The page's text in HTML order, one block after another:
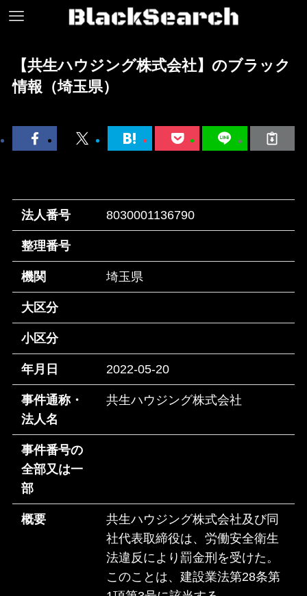
【共生ハウジング株式会社】のブラック
情報（埼玉県）
法人番号 8030001136790
整理番号
機関 埼玉県
大区分
小区分
年月日 2022-05-20
事件通称・
法人名
共生ハウジング株式会社
事件番号の
全部又は一
部
概要
共生ハウジング株式会社及び同
社代表取締役は、労働安全衛生
法違反により罰金刑を受けた。
このことは、建設業法第28条第